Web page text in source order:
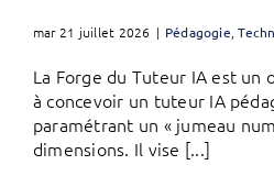
mar 21 juillet 2026 | Pédagogie ,
La Forge du Tuteur IA est un
à concevoir un tuteur IA
paramétrant un « jumeau
dimensions. Il vise [...]